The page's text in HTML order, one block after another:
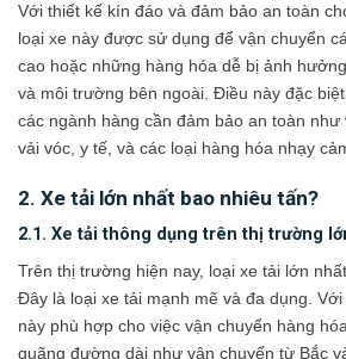
Với thiết kế kín đáo và đảm bảo an toàn
loại xe này được sử dụng để vận chuyển
cao hoặc những hàng hóa dễ bị ảnh
và môi trường bên ngoài. Điều này đặc
các ngành hàng cần đảm bảo an toàn như
vải vóc, y tế, và các loại hàng hóa nhạy
2. Xe tải lớn nhất bao nhiêu tấn?
2.1. Xe tải thông dụng trên thị trường
Trên thị trường hiện nay, loại xe tải lớn
Đây là loại xe tải mạnh mẽ và đa dụng.
này phù hợp cho việc vận chuyển hàng
quãng đường dài như vận chuyển từ Bắc